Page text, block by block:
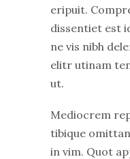
eripuit.
dissentiet est
ne vis nibh
elitr utinam
ut.
Mediocrem
tibique
in vim. Quot